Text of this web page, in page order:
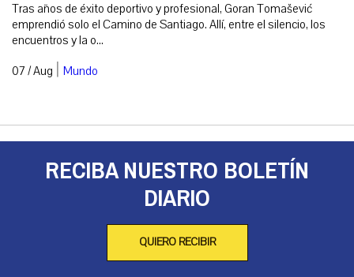
Tras años de éxito deportivo y profesional, Goran Tomašević
emprendió solo el Camino de Santiago. Allí, entre el silencio, los
encuentros y la o...
07 / Aug | Mundo
RECIBA NUESTRO BOLETÍN
DIARIO
QUIERO RECIBIR